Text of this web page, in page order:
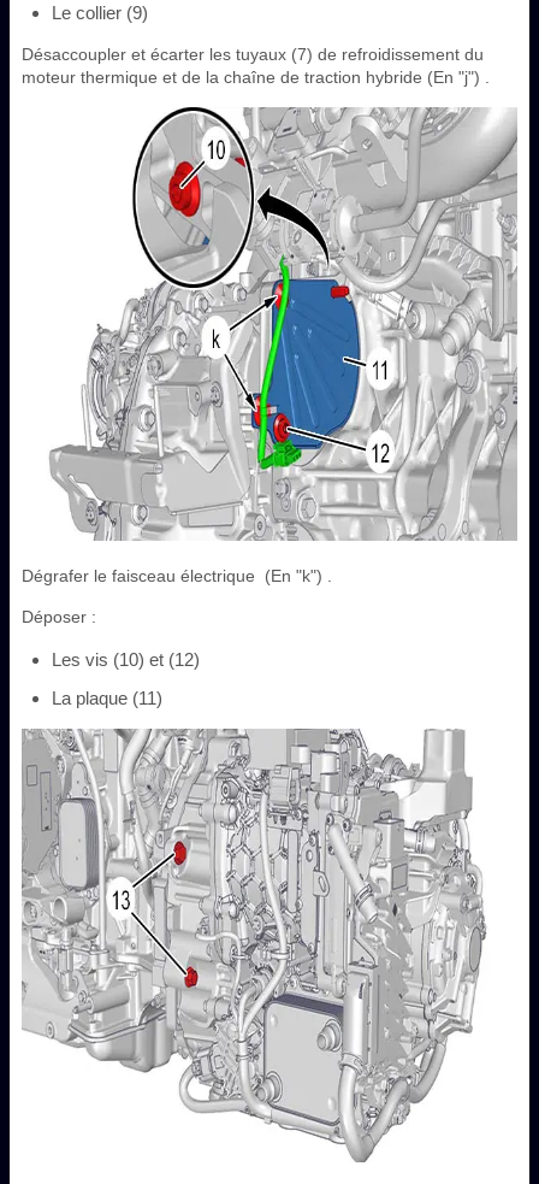
Le collier (9)
Désaccoupler et écarter les tuyaux (7) de refroidissement du
moteur thermique et de la chaîne de traction hybride (En "j") .
Dégrafer le faisceau électrique (En "k") .
Déposer :
Les vis (10) et (12)
La plaque (11)